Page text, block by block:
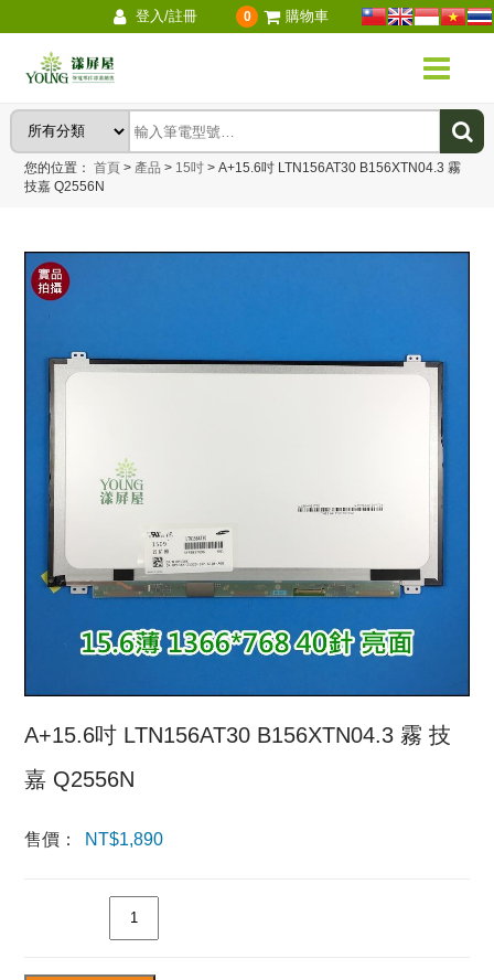
登入/註冊 0 購物車
您的位置：首頁 > 產品 > 15吋 > A+15.6吋 LTN156AT30 B156XTN04.3 霧
技嘉 Q2556N
A+15.6吋 LTN156AT30 B156XTN04.3 霧 技
嘉 Q2556N
售價： NT$1,890